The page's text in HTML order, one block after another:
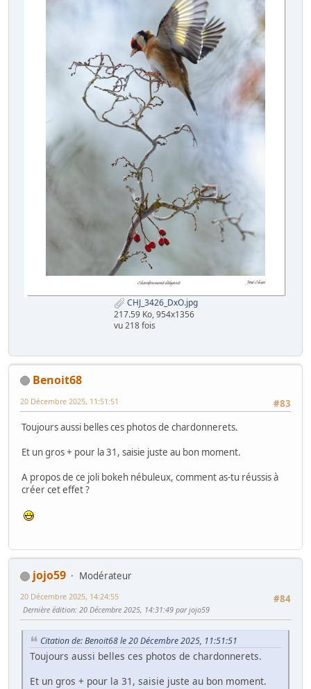
CHJ_3426_DxO.jpg
217.59 Ko, 954x1356
vu 218 fois
Benoit68
#83
20 Décembre 2025, 11:51:51
Toujours aussi belles ces photos de chardonnerets.
Et un gros + pour la 31, saisie juste au bon moment.
A propos de ce joli bokeh nébuleux, comment as-tu réussis à
créer cet effet ?
jojo59
Modérateur
#84
20 Décembre 2025, 14:24:55
Dernière édition: 20 Décembre 2025, 14:31:49 par jojo59
Citation de: Benoit68 le 20 Décembre 2025, 11:51:51
Toujours aussi belles ces photos de chardonnerets.
Et un gros + pour la 31, saisie juste au bon moment.